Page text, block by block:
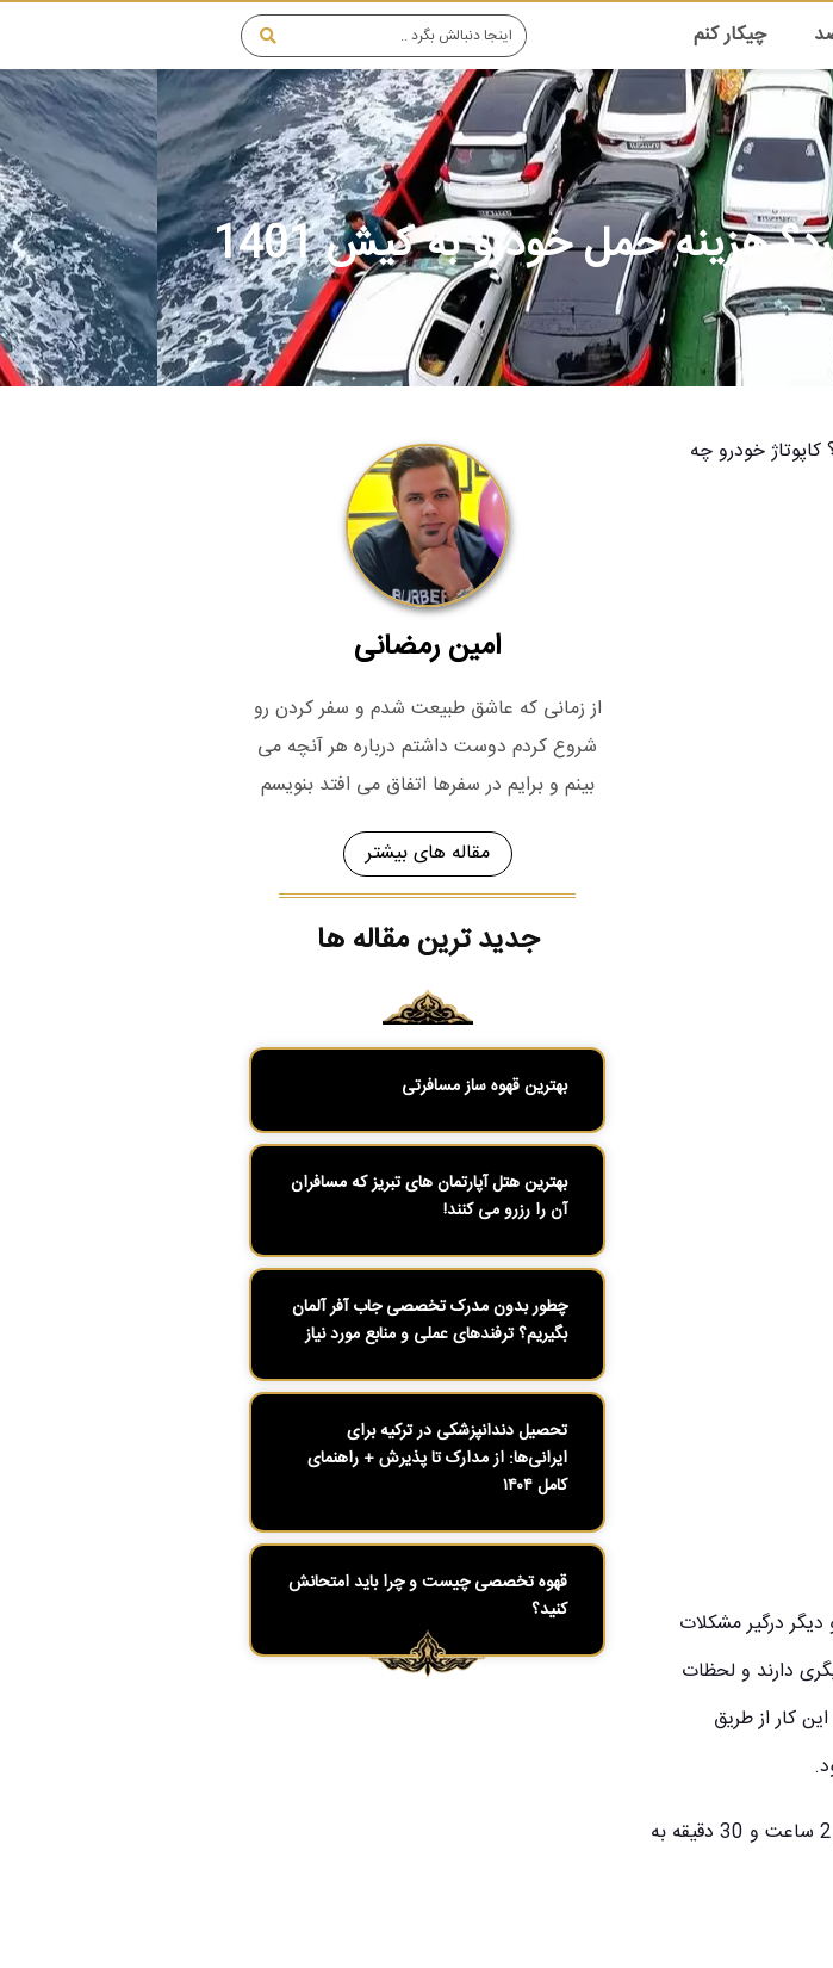
چیکار کنم
حمل خودرو به کیش 1401
خودرو چه
درگیر مشکلات
دارند و لحظات
کار از طریق
*معمولا ساعت حرکت لندیگراف در بندر آفتاب و چارک از 7 صبح شروع شده و شما را حداکثر پس از 2 ساعت و 30 دقیقه به
امین رمضانی
از زمانی که عاشق طبیعت شدم و سفر کردن رو
شروع کردم دوست داشتم درباره هر آنچه می
بینم و برایم در سفرها اتفاق می افتد بنویسم
مقاله های بیشتر
جدید ترین مقاله ها
بهترین قهوه ساز مسافرتی
بهترین هتل آپارتمان های تبریز که مسافران
آن را رزرو می کنند!
چطور بدون مدرک تخصصی جاب آفر آلمان
بگیریم؟ ترفندهای عملی و منابع مورد نیاز
تحصیل دندانپزشکی در ترکیه برای
ایرانی‌ها: از مدارک تا پذیرش + راهنمای
کامل ۱۴۰۴
قهوه تخصصی چیست و چرا باید امتحانش
کنید؟